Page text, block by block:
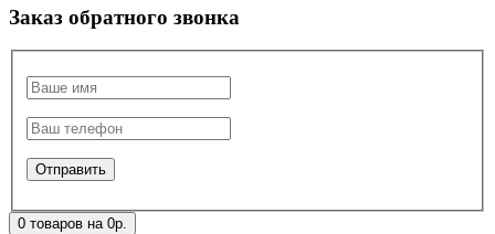
Заказ обратного звонка
0 товаров на 0р.